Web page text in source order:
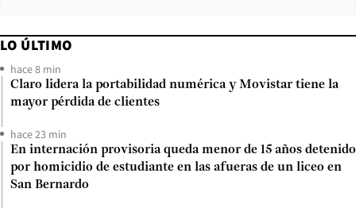
LO ÚLTIMO
hace 8 min
Claro lidera la portabilidad numérica y Movistar tiene la
mayor pérdida de clientes
hace 23 min
En internación provisoria queda menor de 15 años detenido
por homicidio de estudiante en las afueras de un liceo en
San Bernardo